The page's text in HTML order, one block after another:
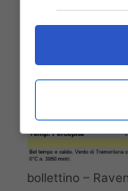
bollettino –